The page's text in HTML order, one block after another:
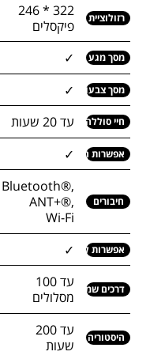
רזולוציית מסך
322 * 246
פיקסלים
מסך מגע ✓
מסך צבעוני ✓
חיי סוללה עד 20 שעות
אפשרות חיסכון בסוללה
✓
חיבורים
Bluetooth®,
ANT+®,
Wi-Fi
אפשרות להוסיף מפות
✓
דרכים שמורות
עד 100
מסלולים
היסטוריה
עד 200
שעות